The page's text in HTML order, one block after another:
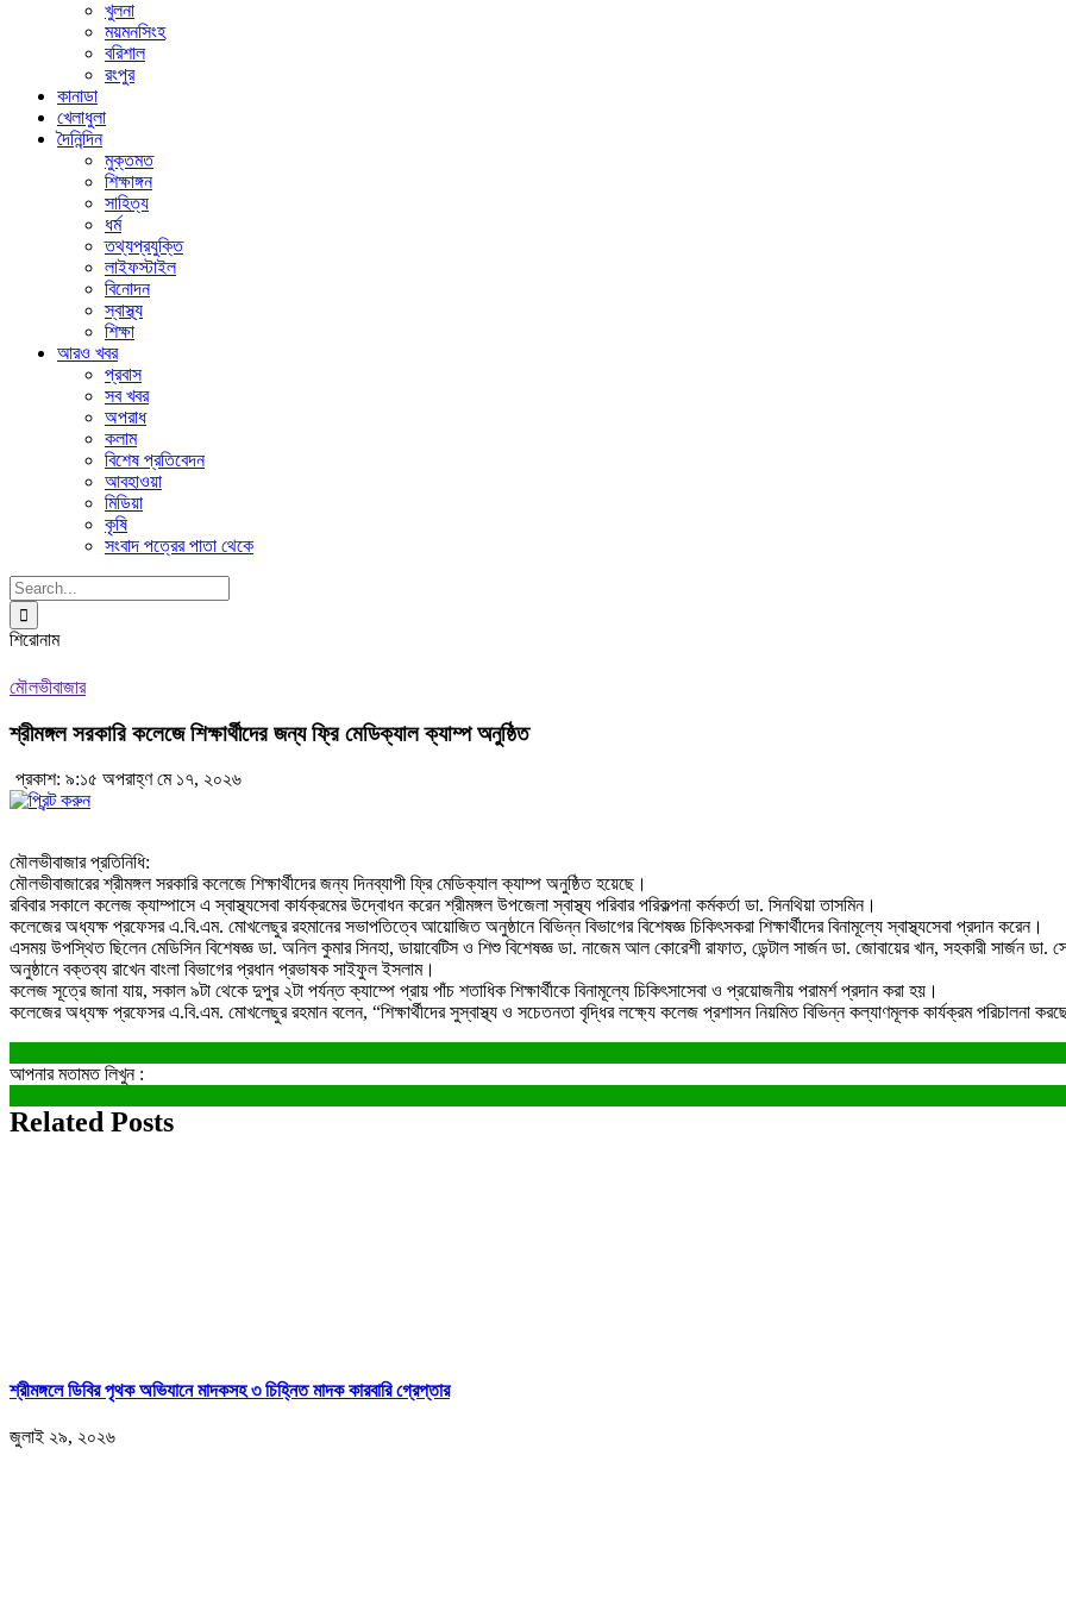
খুলনা
ময়মনসিংহ
বরিশাল
রংপুর
কানাডা
খেলাধুলা
দৈনিন্দিন
মুক্তমত
শিক্ষাঙ্গন
সাহিত্য
ধর্ম
তথ্যপ্রযুক্তি
লাইফস্টাইল
বিনোদন
স্বাস্থ্য
শিক্ষা
আরও খবর
প্রবাস
সব খবর
অপরাধ
কলাম
বিশেষ প্রতিবেদন
আবহাওয়া
মিডিয়া
কৃষি
সংবাদ পত্রের পাতা থেকে
Search
for:
শিরোনাম
মৌলভীবাজার
শ্রীমঙ্গল সরকারি কলেজে শিক্ষার্থীদের জন্য ফ্রি মেডিক্যাল ক্যাম্প অনুষ্ঠিত
প্রকাশ: ৯:১৫ অপরাহ্ণ মে ১৭, ২০২৬
মৌলভীবাজার প্রতিনিধি:
মৌলভীবাজারের শ্রীমঙ্গল সরকারি কলেজে শিক্ষার্থীদের জন্য দিনব্যাপী ফ্রি মেডিক্যাল ক্যাম্প অনুষ্ঠিত হয়েছে।
রবিবার সকালে কলেজ ক্যাম্পাসে এ স্বাস্থ্যসেবা কার্যক্রমের উদ্বোধন করেন শ্রীমঙ্গল উপজেলা স্বাস্থ্য পরিবার পরিকল্পনা কর্মকর্তা ডা. সিনথিয়া তাসমিন।
কলেজের অধ্যক্ষ প্রফেসর এ.বি.এম. মোখলেছুর রহমানের সভাপতিত্বে আয়োজিত অনুষ্ঠানে বিভিন্ন বিভাগের বিশেষজ্ঞ চিকিৎসকরা শিক্ষার্থীদের বিনামূল্যে স্বাস্থ্যসেবা প্রদান করেন।
এসময় উপস্থিত ছিলেন মেডিসিন বিশেষজ্ঞ ডা. অনিল কুমার সিনহা, ডায়াবেটিস ও শিশু বিশেষজ্ঞ ডা. নাজেম আল কোরেশী রাফাত, ডেন্টাল সার্জন ডা. জোবায়ের খান, সহকারী সার্জন
অনুষ্ঠানে বক্তব্য রাখেন বাংলা বিভাগের প্রধান প্রভাষক সাইফুল ইসলাম।
কলেজ সূত্রে জানা যায়, সকাল ৯টা থেকে দুপুর ২টা পর্যন্ত ক্যাম্পে প্রায় পাঁচ শতাধিক শিক্ষার্থীকে বিনামূল্যে চিকিৎসাসেবা ও প্রয়োজনীয় পরামর্শ প্রদান করা হয়।
কলেজের অধ্যক্ষ প্রফেসর এ.বি.এম. মোখলেছুর রহমান বলেন, “শিক্ষার্থীদের সুস্বাস্থ্য ও সচেতনতা বৃদ্ধির লক্ষ্যে কলেজ প্রশাসন নিয়মিত বিভিন্ন কল্যাণমূলক কার্যক্রম
আপনার মতামত লিখুন :
Related Posts
শ্রীমঙ্গলে ডিবির পৃথক অভিযানে মাদকসহ ৩ চিহ্নিত মাদক কারবারি গ্রেপ্তার
জুলাই ২৯, ২০২৬